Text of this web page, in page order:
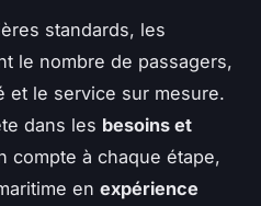
standards, les
le nombre de passagers,
et le service sur mesure.
dans les besoins et
compte à chaque étape,
en expérience